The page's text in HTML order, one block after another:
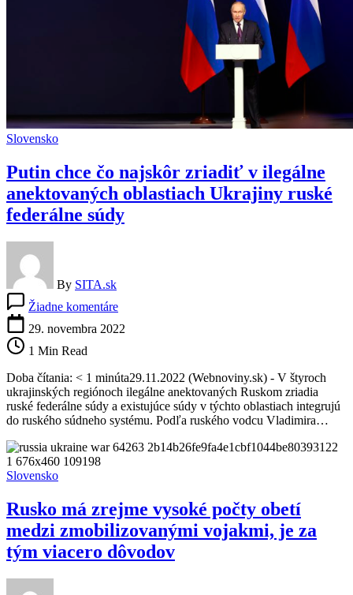
Slovensko
Putin chce čo najskôr zriadiť v ilegálne
anektovaných oblastiach Ukrajiny ruské
federálne súdy
By SITA.sk
Žiadne komentárePutin
chce
v
ilegálne
anektovaných
oblastiach
Ukrajiny
ruské
29. novembra 2022
1 Min Read
Doba čítania: < 1 minúta29.11.2022 (Webnoviny.sk) - V štyroch
ukrajinských regiónoch ilegálne anektovaných Ruskom zriadia
ruské federálne súdy a existujúce súdy v týchto oblastiach integrujú
do ruského súdneho systému. Podľa ruského vodcu Vladimira…
Slovensko
Rusko má zrejme vysoké počty obetí
medzi zmobilizovanými vojakmi, je za
tým viacero dôvodov